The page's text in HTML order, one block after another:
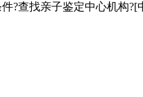
?查找亲子鉴定中心机构